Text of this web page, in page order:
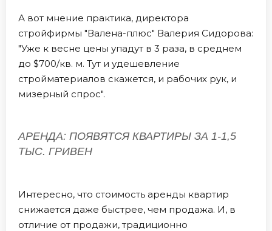
А вот мнение практика, директора
стройфирмы "Валена-плюс" Валерия Сидорова:
"Уже к весне цены упадут в 3 раза, в среднем
до $700/кв. м. Тут и удешевление
стройматериалов скажется, и рабочих рук, и
мизерный спрос".
АРЕНДА: ПОЯВЯТСЯ КВАРТИРЫ ЗА 1-1,5
ТЫС. ГРИВЕН
Интересно, что стоимость аренды квартир
снижается даже быстрее, чем продажа. И, в
отличие от продажи, традиционно